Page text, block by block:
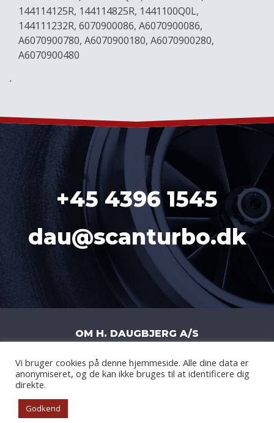
144114125R, 144114825R, 1441100Q0L,
144111232R, 6070900086, A6070900086,
A6070900780, A6070900180, A6070900280,
A6070900480
´
+45 4396 1545
dau@scanturbo.dk
OM H. DAUGBJERG A/S
H. DAUGBJERG A/S | LITERBUEN 11J |
2740 SKOVLUNDE
| DANMARK | CVR: DK
Vi bruger cookies på denne hjemmeside. Alle dine data er
anonymiseret, og de kan ikke bruges til at identificere dig
direkte.
Godkend